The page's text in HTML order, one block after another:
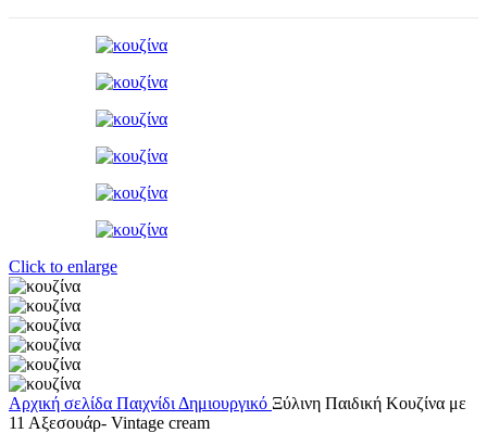
Click to enlarge
Αρχική σελίδα Παιχνίδι Δημιουργικό Ξύλινη Παιδική Κουζίνα με
11 Αξεσουάρ- Vintage cream